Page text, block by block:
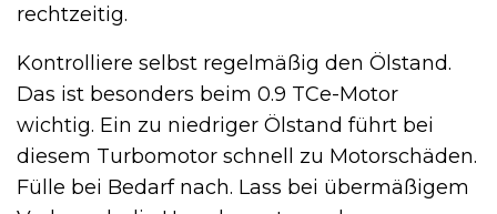
rechtzeitig.
Kontrolliere selbst regelmäßig den Ölstand.
Das ist besonders beim 0.9 TCe-Motor
wichtig. Ein zu niedriger Ölstand führt bei
diesem Turbomotor schnell zu Motorschäden.
Fülle bei Bedarf nach. Lass bei übermäßigem